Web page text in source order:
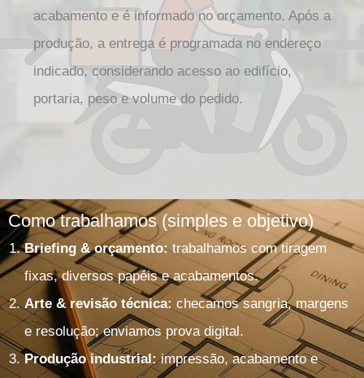
acabamento e é informado no orçamento. Após a
produção, a entrega é programada no endereço
indicado, considerando acesso ao edifício,
portaria, peso e volume do pedido.
Como trabalhamos (simples e objetivo)
Briefing & orçamento: trabalhamos com tiragem
fixas, diversos papéis e acabamentos.
Arte & revisão técnica: checamos sangria, margens
e resolução; enviamos prova digital.
Produção industrial:impressão, acabamento e